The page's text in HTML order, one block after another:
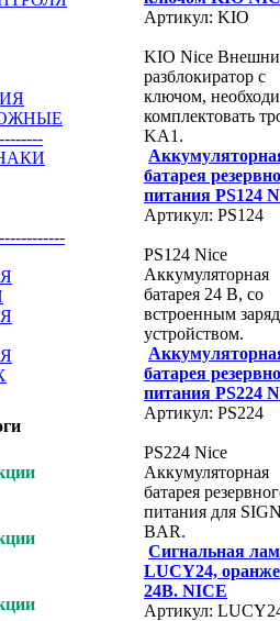
Артикул: KIO
KIO Nice
разблокиратор с
ключом,
комплектовать
KA1.
батарея
питания PS124
Артикул: PS124
PS124 Nice
Аккумуляторная
батарея 24 В, со
встроенным
устройством.
батарея
питания PS224
Артикул: PS224
PS224 Nice
Аккумуляторная
батарея
питания для
BAR.
Сигнальная
LUCY24,
24В. NICE
Артикул: